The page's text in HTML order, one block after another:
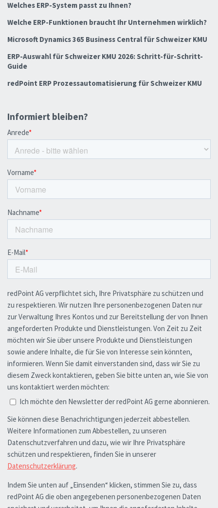
Welches ERP-System passt zu Ihnen?
Welche ERP-Funktionen braucht Ihr Unternehmen wirklich?
Microsoft Dynamics 365 Business Central für Schweizer KMU
ERP-Auswahl für Schweizer KMU 2026: Schritt-für-Schritt-
Guide
redPoint ERP Prozessautomatisierung für Schweizer KMU
Informiert bleiben?